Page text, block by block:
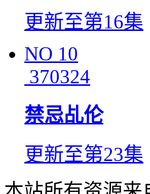
更新至第16集
NO 10
370324
禁忌乩伦
更新至第23集